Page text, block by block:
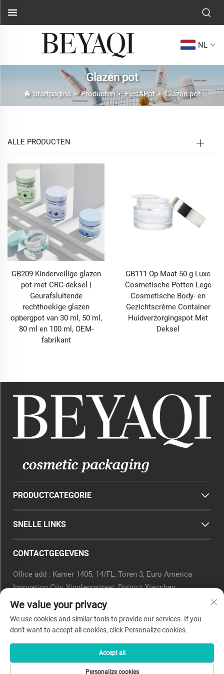
NL
Glazen pot
Startpagina>Producten>Fles&Pot>Glazen pot
ALLE PRODUCTEN
GB209 Kinderveilige glazen
pot met CRC-deksel |
Geurafsluitende
rechthoekige glazen
opbergpot van 30 ml, 50 ml,
80 ml en 100 ml, OEM-
fabrikant
GB111 Op Maat 50 g Luxe
Cosmetische Potten Lege
Cosmetische Body- en
Gezichtscrème Container
Huidverzorgingspot Met
Deksel
PRODUCTCATEGORIE
SNELLE LINKS
CONTACTGEGEVENS
Office add : Kamer 1405, 14/FL, Toren 3, Euro America
Innovation City, Yingfengstraat, District Xiaoshan,
Hangzhou, Provincie Zhejiang, China.
[email protected]
Tel.:0571-82266375
Copyright © 2025 door Beyaqi Cosmetics (hangzhou) Co., Ltd.
We value your privacy
We use cookies and similar tools to provide our services. If you
don't want to accept all cookies, click Personalize cookies.
Personalize cookies
Accept all